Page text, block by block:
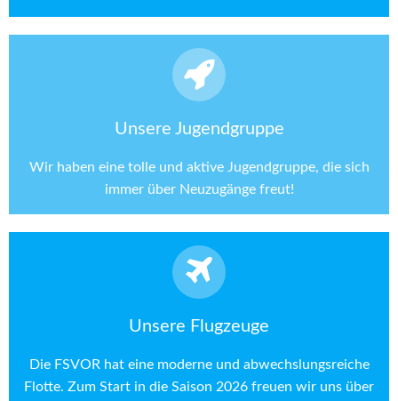
Unsere Jugendgruppe
Wir haben eine tolle und aktive Jugendgruppe, die sich
immer über Neuzugänge freut!
Unsere Flugzeuge
Die FSVOR hat eine moderne und abwechslungsreiche
Flotte. Zum Start in die Saison 2026 freuen wir uns über